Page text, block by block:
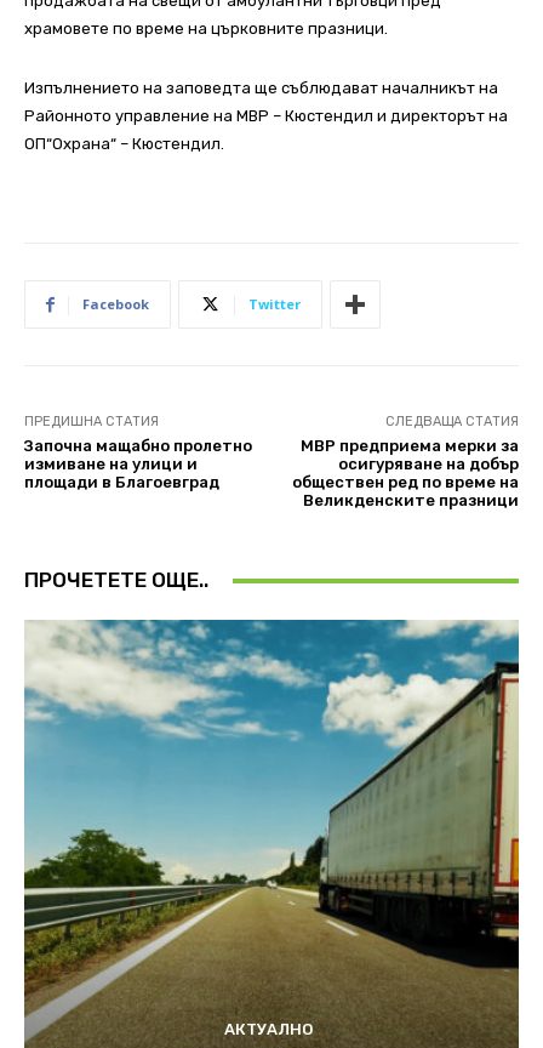
храмовете по време на църковните празници.
Изпълнението на заповедта ще съблюдават началникът на
Районното управление на МВР – Кюстендил и директорът на
ОП“Охрана“ – Кюстендил.
Facebook Twitter
ПРЕДИШНА СТАТИЯ
Започна мащабно пролетно
измиване на улици и
площади в Благоевград
СЛЕДВАЩА СТАТИЯ
МВР предприема мерки за
осигуряване на добър
обществен ред по време на
Великденските празници
ПРОЧЕТЕТЕ ОЩЕ..
АКТУАЛНО